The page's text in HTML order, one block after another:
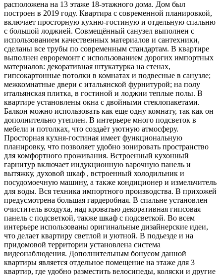
расположена на 13 этаже 18-этажного дома. Дом был
построен в 2019 году. Квартира с современной планировкой,
включает просторную кухню-гостиную и отдельную спальню
с большой лоджией. Совмещённый санузел выполнен с
использованием качественных материалов и сантехники,
сделаны все трубы по современным стандартам. В квартире
выполнен евроремонт с использованием дорогих импортных
материалов: декоративная штукатурка на стенах,
гипсокартонные потолки в комнатах и подвесные в санузле;
межкомнатные двери с итальянской фурнитурой; на полу
итальянская плитка, в гостиной и лоджии теплые полы. В
квартире установлены окна с двойными стеклопакетами.
Балкон можно использовать как еще одну комнату, так как он
дополнительно утеплен. В интерьере много подсветок в
мебели и потолках, что создаёт уютную атмосферу.
Просторная кухня-гостиная имеет функциональную
планировку, что позволяет удобно зонировать пространство
для комфортного проживания. Встроенный кухонный
гарнитур включает индукционную варочную панель и
вытяжку, духовой шкаф , встроенный холодильник и
посудомоечную машину, а также кондиционер и измельчитель
для воды. Вся техника импортного производства. В прихожей
предусмотрена большая гардеробная. В спальне установлен
очиститель воздуха, над кроватью декоративная гипсовая
панель с подсветкой, также шкаф с подсветкой. Во всем
интерьере использованы оригинальные дизайнерские идеи,
что делает квартиру светлой и уютной. В подьезде и на
придомовой территории установлена система
видеонаблюдения. Дополнительным бонусом данной
квартиры является отдельное помещение на этаже для 3
квартир, где удобно разместить велосипеды, коляски и другие